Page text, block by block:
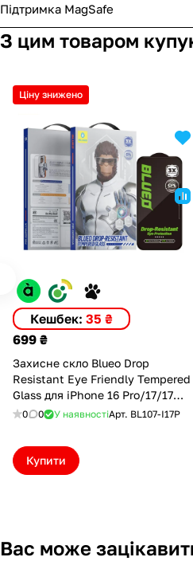
Підтримка MagSafe
З цим товаром
Ціну знижено
Кешбек: 35 ₴
699 ₴
Захисне скло Blueo Drop
Resistant Eye Friendly Tempered
Glass для iPhone 16 Pro/17/17
Pro/18 Pro (BL107-I17P)
0 0 У наявностіАрт. BL107-I17P
Купити
Вас може